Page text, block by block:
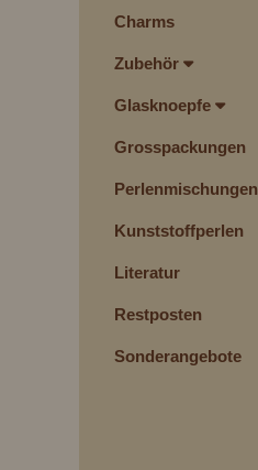
Charms
Zubehör
Glasknoepfe
Grosspackungen
Perlenmischungen
Kunststoffperlen
Literatur
Restposten
Sonderangebote